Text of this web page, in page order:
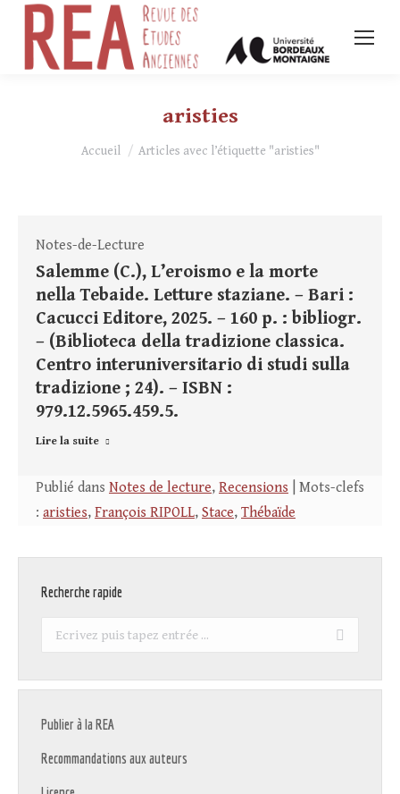
aristies
Vous êtes ici :
Accueil Articles avec l’étiquette "aristies"
Notes-de-Lecture
Salemme (C.), L’eroismo e la morte
nella Tebaide. Letture staziane. – Bari :
Cacucci Editore, 2025. – 160 p. : bibliogr.
– (Biblioteca della tradizione classica.
Centro interuniversitario di studi sulla
tradizione ; 24). – ISBN :
979.12.5965.459.5.
Lire la suite
Publié dans Notes de lecture, Recensions | Mots-clefs
: aristies, François RIPOLL, Stace, Thébaïde
Recherche rapide
Recherche
Publier à la REA
Recommandations aux auteurs